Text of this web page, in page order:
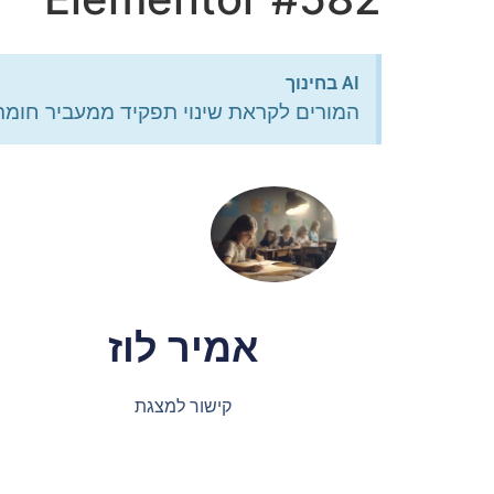
AI בחינוך
המורים לקראת שינוי תפקיד ממעביר
אמיר לוז
קישור למצגת